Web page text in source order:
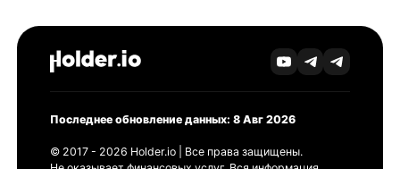
Последнее обновление данных: 8 Авг 2026
© 2017 - 2026 Holder.io | Все права защищены.